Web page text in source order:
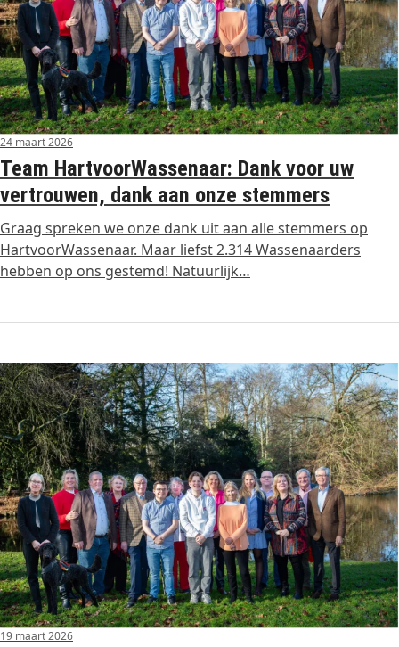
24 maart 2026
Team HartvoorWassenaar: Dank voor uw
vertrouwen, dank aan onze stemmers
Graag spreken we onze dank uit aan alle stemmers op
HartvoorWassenaar. Maar liefst 2.314 Wassenaarders
hebben op ons gestemd! Natuurlijk…
19 maart 2026